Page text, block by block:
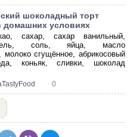
шоколадный торт
домашних условиях
сахар, сахар ванильный,
соль, яйца, масло
молоко сгущённое, абрикосовый
коньяк, сливки, шоколад
0